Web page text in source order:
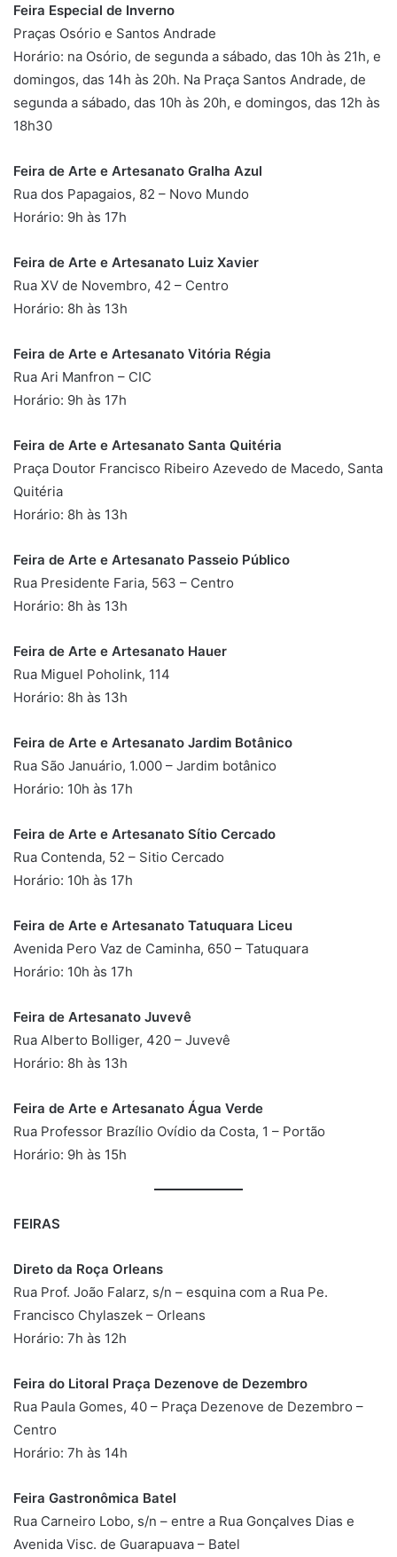
Feira Especial de Inverno
Praças Osório e Santos Andrade
Horário: na Osório, de segunda a sábado, das 10h às 21h, e
domingos, das 14h às 20h. Na Praça Santos Andrade, de
segunda a sábado, das 10h às 20h, e domingos, das 12h às
18h30
Feira de Arte e Artesanato Gralha Azul
Rua dos Papagaios, 82 – Novo Mundo
Horário: 9h às 17h
Feira de Arte e Artesanato Luiz Xavier
Rua XV de Novembro, 42 – Centro
Horário: 8h às 13h
Feira de Arte e Artesanato Vitória Régia
Rua Ari Manfron – CIC
Horário: 9h às 17h
Feira de Arte e Artesanato Santa Quitéria
Praça Doutor Francisco Ribeiro Azevedo de Macedo, Santa
Quitéria
Horário: 8h às 13h
Feira de Arte e Artesanato Passeio Público
Rua Presidente Faria, 563 – Centro
Horário: 8h às 13h
Feira de Arte e Artesanato Hauer
Rua Miguel Poholink, 114
Horário: 8h às 13h
Feira de Arte e Artesanato Jardim Botânico
Rua São Januário, 1.000 – Jardim botânico
Horário: 10h às 17h
Feira de Arte e Artesanato Sítio Cercado
Rua Contenda, 52 – Sitio Cercado
Horário: 10h às 17h
Feira de Arte e Artesanato Tatuquara Liceu
Avenida Pero Vaz de Caminha, 650 – Tatuquara
Horário: 10h às 17h
Feira de Artesanato Juvevê
Rua Alberto Bolliger, 420 – Juvevê
Horário: 8h às 13h
Feira de Arte e Artesanato Água Verde
Rua Professor Brazílio Ovídio da Costa, 1 – Portão
Horário: 9h às 15h
FEIRAS
Direto da Roça Orleans
Rua Prof. João Falarz, s/n – esquina com a Rua Pe.
Francisco Chylaszek – Orleans
Horário: 7h às 12h
Feira do Litoral Praça Dezenove de Dezembro
Rua Paula Gomes, 40 – Praça Dezenove de Dezembro –
Centro
Horário: 7h às 14h
Feira Gastronômica Batel
Rua Carneiro Lobo, s/n – entre a Rua Gonçalves Dias e
Avenida Visc. de Guarapuava – Batel